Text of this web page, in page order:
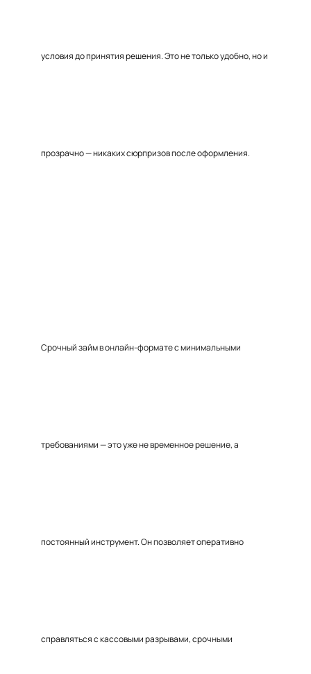
условия до принятия решения. Это не только удобно, но и
прозрачно — никаких сюрпризов после оформления.
Срочный займ в онлайн-формате с минимальными
требованиями — это уже не временное решение, а
постоянный инструмент. Он позволяет оперативно
справляться с кассовыми разрывами, срочными